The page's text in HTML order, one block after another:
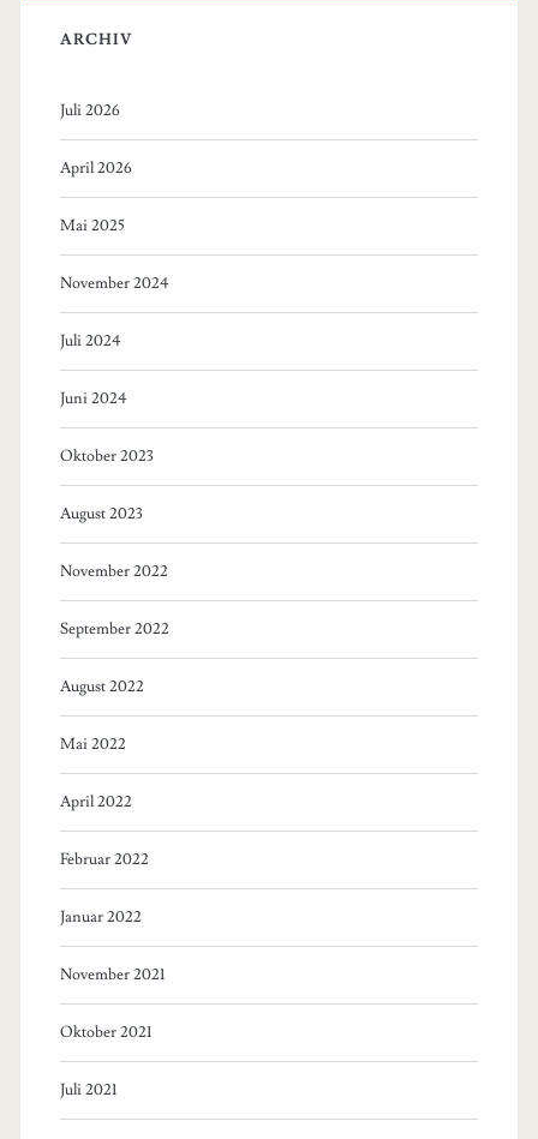
ARCHIV
Juli 2026
April 2026
Mai 2025
November 2024
Juli 2024
Juni 2024
Oktober 2023
August 2023
November 2022
September 2022
August 2022
Mai 2022
April 2022
Februar 2022
Januar 2022
November 2021
Oktober 2021
Juli 2021